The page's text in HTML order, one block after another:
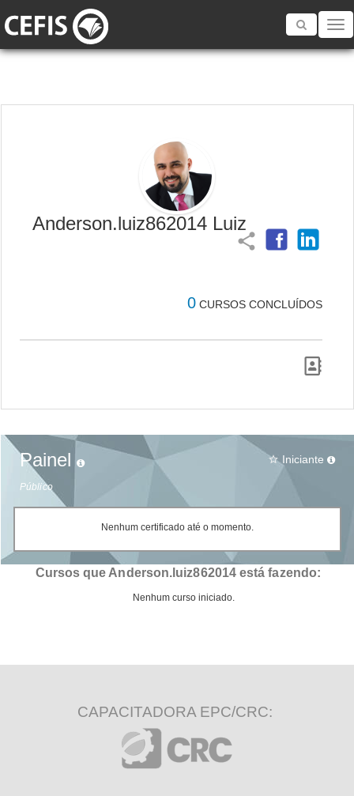
Toggle
Anderson.luiz862014 Luiz
share
0 CURSOS CONCLUÍDOS
Painel
Público
star_border Iniciante
Nenhum certificado até o momento.
Cursos que Anderson.luiz862014 está fazendo:
Nenhum curso iniciado.
CAPACITADORA EPC/CRC: